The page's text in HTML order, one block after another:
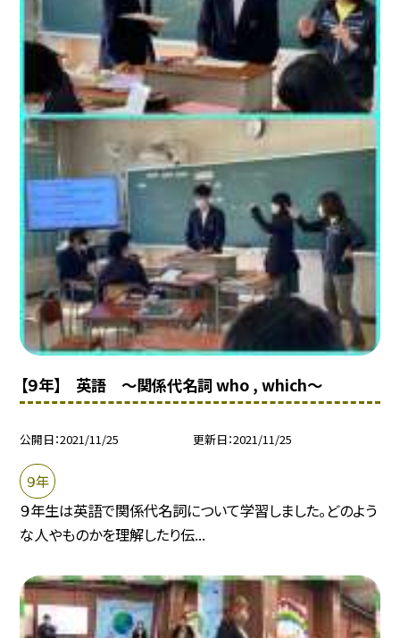
【９年】 英語 〜関係代名詞 who , which〜
公開日 2021/11/25 更新日 2021/11/25
９年
９年生は英語で関係代名詞について学習しました。どのよう
な人やものかを理解したり伝...